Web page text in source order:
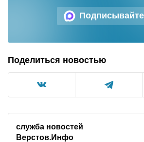
Поделиться новостью
служба новостей
Верстов.Инфо